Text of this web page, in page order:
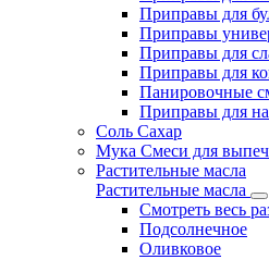
Приправы для
Приправы
Приправы для
Приправы для
Панировочные
Приправы для
Соль Сахар
Мука Смеси для
Растительные масла
Растительные масла
Смотреть весь
Подсолнечное
Оливковое